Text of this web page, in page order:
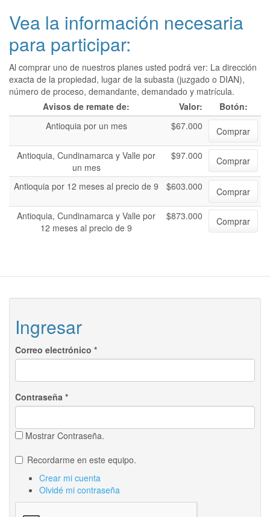
Vea la información necesaria
para participar:
Al comprar uno de nuestros planes usted podrá ver: La dirección
exacta de la propiedad, lugar de la subasta (juzgado o DIAN),
número de proceso, demandante, demandado y matrícula.
Avisos de remate de:
Valor:
Botón:
Antioquia por un mes
$67.000
Comprar
Antioquia, Cundinamarca y Valle por
un mes
$97.000 Comprar
Antioquia por 12 meses al precio de 9 $603.000
Comprar
Antioquia, Cundinamarca y Valle por
12 meses al precio de 9
$873.000 Comprar
Ingresar
Correo electrónico *
Contraseña *
Mostrar Contraseña.
Recordarme en este equipo.
Crear mi cuenta
Olvidé mi contraseña